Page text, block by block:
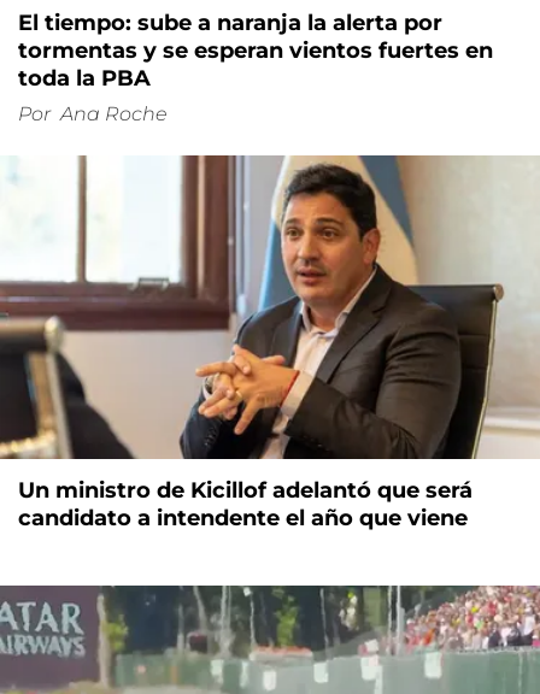
El tiempo: sube a naranja la alerta por
tormentas y se esperan vientos fuertes en
toda la PBA
Por Ana Roche
Un ministro de Kicillof adelantó que será
candidato a intendente el año que viene